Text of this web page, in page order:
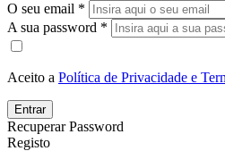
O seu email *
A sua password *
Aceito a Política de Privacidade e
Entrar
Recuperar Password
Registo